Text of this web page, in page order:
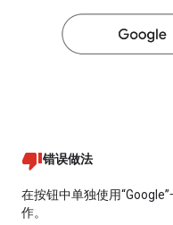
错误做法
在按钮中单独使用
作。